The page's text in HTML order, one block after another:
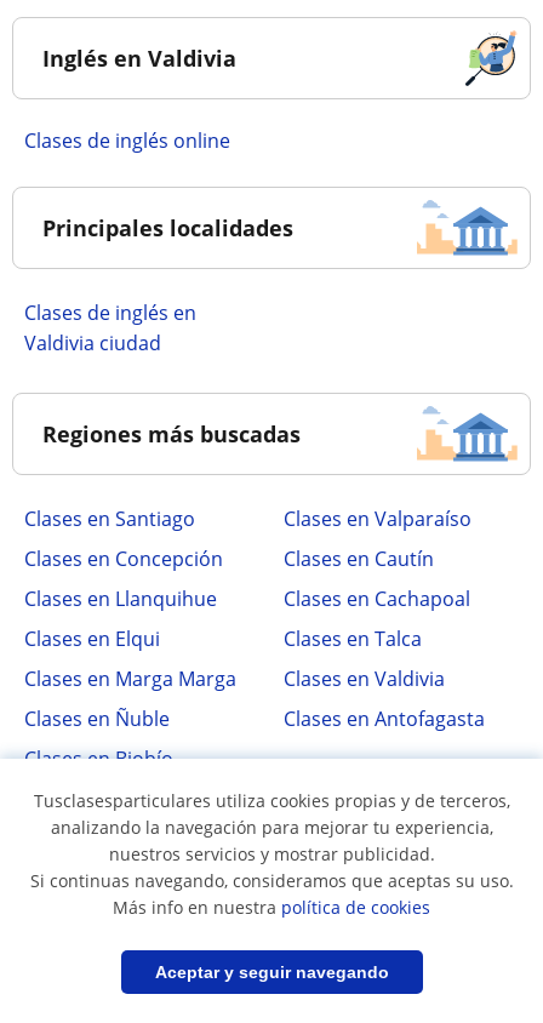
Guardar búsqueda
Inglés en Valdivia
Clases de inglés online
Principales localidades
Clases de inglés en
Valdivia ciudad
Regiones más buscadas
Clases en Santiago
Clases en Valparaíso
Clases en Concepción
Clases en Cautín
Clases en Llanquihue
Clases en Cachapoal
Clases en Elqui
Clases en Talca
Clases en Marga Marga
Clases en Valdivia
Clases en Ñuble
Clases en Antofagasta
Clases en Biobío
Clases más buscadas
Clases de conversación
Inglés
Tusclasesparticulares utiliza cookies propias y de terceros,
analizando la navegación para mejorar tu experiencia,
nuestros servicios y mostrar publicidad.
Si continuas navegando, consideramos que aceptas su uso.
Más info en nuestra política de cookies
Aceptar y seguir navegando